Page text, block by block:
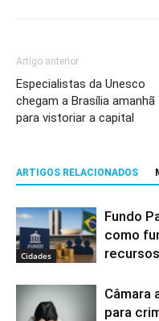
Artigo anterior
Especialistas da Unesco
chegam a Brasília amanhã
para vistoriar a capital
ARTIGOS RELACIONADOS
Cidades
Fundo
como
recursos
Câmara
para